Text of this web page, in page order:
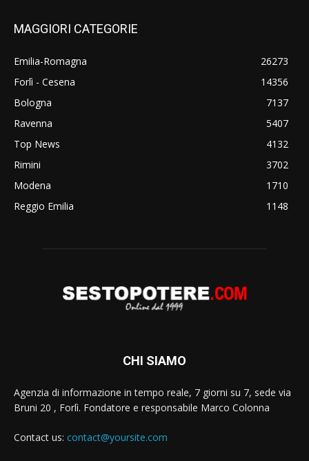
MAGGIORI CATEGORIE
Emilia-Romagna
26273
Forlì - Cesena
14356
Bologna
7137
Ravenna
5407
Top News
4132
Rimini
3702
Modena
1710
Reggio Emilia
1148
CHI SIAMO
Agenzia di informazione in tempo reale, 7 giorni su 7, sede via
Bruni 20 , Forlì. Fondatore e responsabile Marco Colonna
Contact us: contact@yoursite.com